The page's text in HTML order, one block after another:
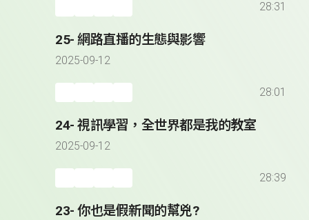
28:31
25- 網路直播的生態與影響
2025-09-12
28:01
24- 視訊學習，全世界都是我的教室
2025-09-12
28:39
23- 你也是假新聞的幫兇?